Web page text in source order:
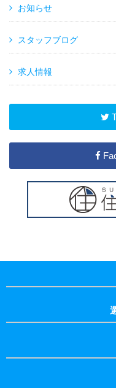
お知らせ
スタッフブログ
求人情報